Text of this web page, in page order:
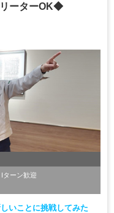
ーターOK◆
Iターン歓迎
いことに挑戦してみた